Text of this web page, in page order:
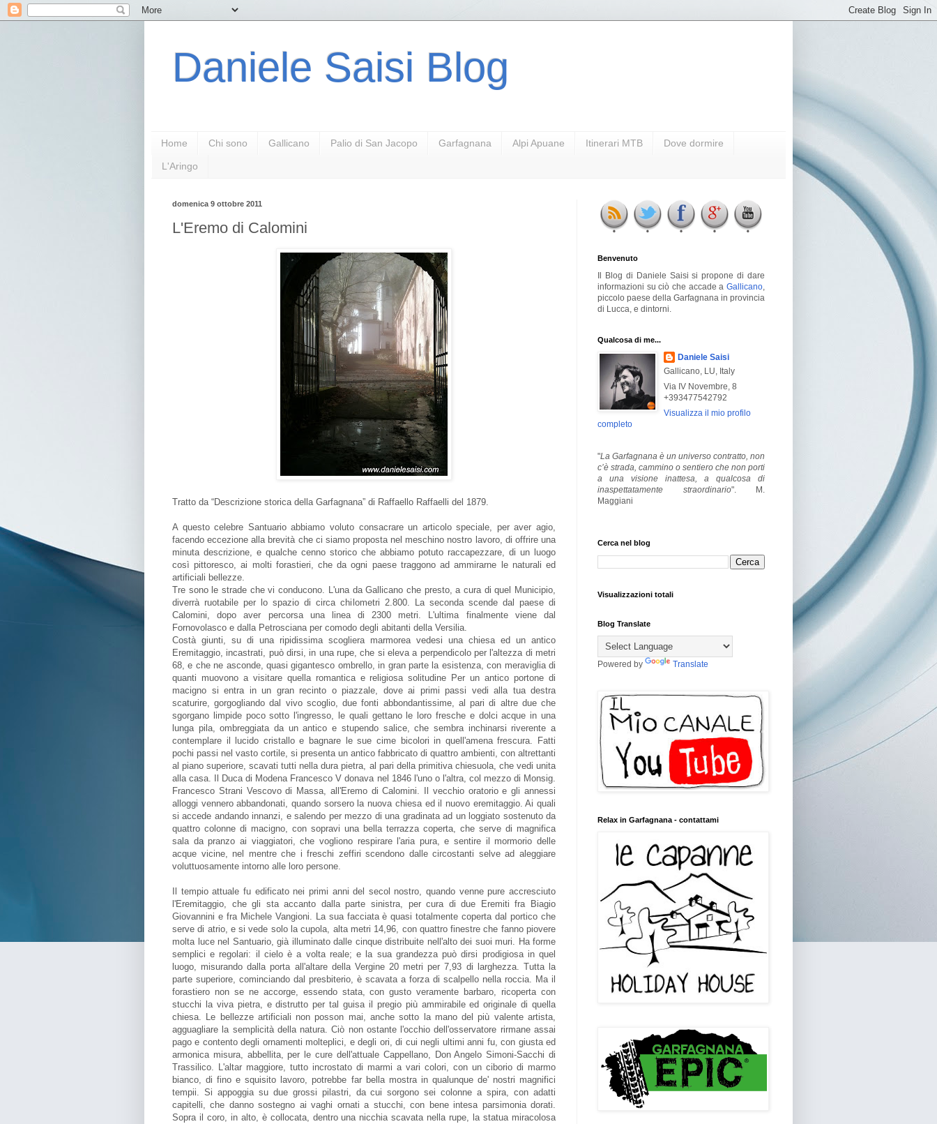
Daniele Saisi Blog
Home Chi sono Gallicano Palio di San Jacopo Garfagnana Alpi Apuane Itinerari MTB Dove dormire
L'Aringo
domenica 9 ottobre 2011
L'Eremo di Calomini
Tratto da “Descrizione storica della Garfagnana” di Raffaello Raffaelli del 1879.
A questo celebre Santuario abbiamo voluto consacrare un articolo speciale, per aver agio,
facendo eccezione alla brevità che ci siamo proposta nel meschino nostro lavoro, di offrire una
minuta descrizione, e qualche cenno storico che abbiamo potuto raccapezzare, di un luogo
così pittoresco, ai molti forastieri, che da ogni paese traggono ad ammirarne le naturali ed
artificiali bellezze.
Tre sono le strade che vi conducono. L'una da Gallicano che presto, a cura di quel Municipio,
diverrà ruotabile per lo spazio di circa chilometri 2.800. La seconda scende dal paese di
Calomini, dopo aver percorsa una linea di 2300 metri. L'ultima finalmente viene dal
Fornovolasco e dalla Petrosciana per comodo degli abitanti della Versilia.
Costà giunti, su di una ripidissima scogliera marmorea vedesi una chiesa ed un antico
Eremitaggio, incastrati, può dirsi, in una rupe, che si eleva a perpendicolo per l'altezza di metri
68, e che ne asconde, quasi gigantesco ombrello, in gran parte la esistenza, con meraviglia di
quanti muovono a visitare quella romantica e religiosa solitudine Per un antico portone di
macigno si entra in un gran recinto o piazzale, dove ai primi passi vedi alla tua destra
scaturire, gorgogliando dal vivo scoglio, due fonti abbondantissime, al pari di altre due che
sgorgano limpide poco sotto l'ingresso, le quali gettano le loro fresche e dolci acque in una
lunga pila, ombreggiata da un antico e stupendo salice, che sembra inchinarsi riverente a
contemplare il lucido cristallo e bagnare le sue cime bicolori in quell'amena frescura. Fatti
pochi passi nel vasto cortile, si presenta un antico fabbricato di quattro ambienti, con altrettanti
al piano superiore, scavati tutti nella dura pietra, al pari della primitiva chiesuola, che vedi unita
alla casa. Il Duca di Modena Francesco V donava nel 1846 l'uno o l'altra, col mezzo di Monsig.
Francesco Strani Vescovo di Massa, all'Eremo di Calomini. Il vecchio oratorio e gli annessi
alloggi vennero abbandonati, quando sorsero la nuova chiesa ed il nuovo eremitaggio. Ai quali
si accede andando innanzi, e salendo per mezzo di una gradinata ad un loggiato sostenuto da
quattro colonne di macigno, con sopravi una bella terrazza coperta, che serve di magnifica
sala da pranzo ai viaggiatori, che vogliono respirare l'aria pura, e sentire il mormorio delle
acque vicine, nel mentre che i freschi zeffiri scendono dalle circostanti selve ad aleggiare
voluttuosamente intorno alle loro persone.
Il tempio attuale fu edificato nei primi anni del secol nostro, quando venne pure accresciuto
l'Eremitaggio, che gli sta accanto dalla parte sinistra, per cura di due Eremiti fra Biagio
Giovannini e fra Michele Vangioni. La sua facciata è quasi totalmente coperta dal portico che
serve di atrio, e si vede solo la cupola, alta metri 14,96, con quattro finestre che fanno piovere
molta luce nel Santuario, già illuminato dalle cinque distribuite nell'alto dei suoi muri. Ha forme
semplici e regolari: il cielo è a volta reale; e la sua grandezza può dirsi prodigiosa in quel
luogo, misurando dalla porta all'altare della Vergine 20 metri per 7,93 di larghezza. Tutta la
parte superiore, cominciando dal presbiterio, è scavata a forza di scalpello nella roccia. Ma il
forastiero non se ne accorge, essendo stata, con gusto veramente barbaro, ricoperta con
stucchi la viva pietra, e distrutto per tal guisa il pregio più ammirabile ed originale di quella
chiesa. Le bellezze artificiali non posson mai, anche sotto la mano del più valente artista,
agguagliare la semplicità della natura. Ciò non ostante l'occhio dell'osservatore rirmane assai
pago e contento degli ornamenti molteplici, e degli ori, di cui negli ultimi anni fu, con giusta ed
armonica misura, abbellita, per le cure dell'attuale Cappellano, Don Angelo Simoni-Sacchi di
Trassilico. L'altar maggiore, tutto incrostato di marmi a vari colori, con un ciborio di marmo
bianco, di fino e squisito lavoro, potrebbe far bella mostra in qualunque de' nostri magnifici
tempii. Si appoggia su due grossi pilastri, da cui sorgono sei colonne a spira, con adatti
capitelli, che danno sostegno ai vaghi ornati a stucchi, con bene intesa parsimonia dorati.
Sopra il coro, in alto, è collocata, dentro una nicchia scavata nella rupe, la statua miracolosa
Benvenuto
Il Blog di Daniele Saisi si propone di dare
informazioni su ciò che accade a Gallicano
piccolo paese della Garfagnana in provincia
di Lucca, e dintorni.
Qualcosa di me...
Daniele Saisi
Gallicano, LU, Italy
Via IV Novembre, 8
+393477542792
Visualizza il mio profilo
completo
"La Garfagnana è un universo contratto, non
c’è strada, cammino o sentiero che non porti
a una visione inattesa, a qualcosa di
inaspettatamente straordinario". M.
Maggiani
Cerca nel blog
Visualizzazioni totali
Blog Translate
Powered by Translate
Relax in Garfagnana - contattami